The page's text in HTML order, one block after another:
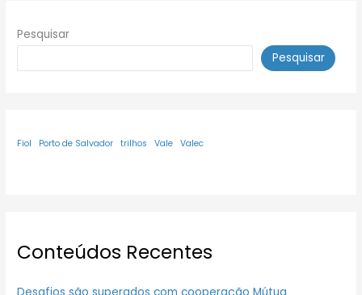
Pesquisar
Pesquisar
Fiol Porto de Salvador trilhos Vale Valec
Conteúdos Recentes
Desafios são superados com cooperação Mútua